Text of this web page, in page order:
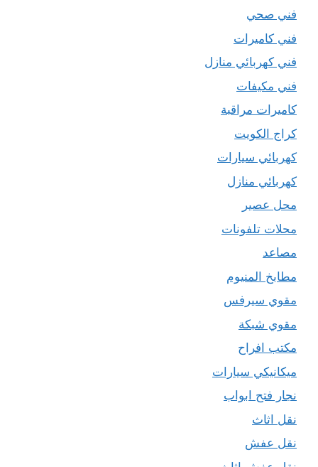
فني صحي
فني كاميرات
فني كهربائي منازل
فني مكيفات
كاميرات مراقبة
كراج الكويت
كهربائي سيارات
كهربائي منازل
محل عصير
محلات تلفونات
مصاعد
مطابخ المنيوم
مقوي سيرفس
مقوي شبكة
مكتب افراح
ميكانيكي سيارات
نجار فتح ابواب
نقل اثاث
نقل عفش